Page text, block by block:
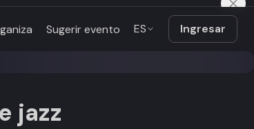
Sugerir evento ES Ingresar
jazz